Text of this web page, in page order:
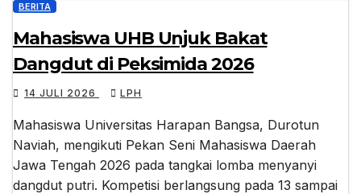
BERITA
Mahasiswa UHB Unjuk Bakat
Dangdut di Peksimida 2026
14 JULI 2026 LPH
Mahasiswa Universitas Harapan Bangsa, Durotun
Naviah, mengikuti Pekan Seni Mahasiswa Daerah
Jawa Tengah 2026 pada tangkai lomba menyanyi
dangdut putri. Kompetisi berlangsung pada 13 sampai